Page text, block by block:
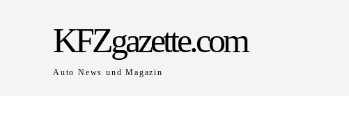
KFZgazette.com
Auto News und Magazin